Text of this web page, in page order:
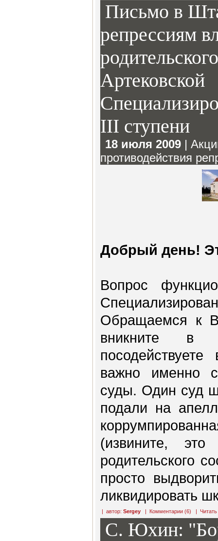
Письмо в
репрессиям
Артековской
III ступени
18 июля 2009 |
противодействия
Добрый день!
Вопрос
Обращаемся к
вникните в
важно именно
суды. Один суд
подали на
(извините,
родительского
просто
ликвидировать
| автор: Sergey | Комментарии (6) |
С. Юхин: